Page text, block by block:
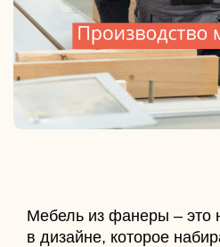
Мебель из фанеры – это
в дизайне, которое